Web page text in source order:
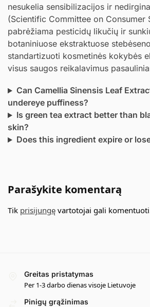
nesukelia sensibilizacijos ir
(Scientific Committee on Consumer
pabrėžiama pesticidų likučių ir
botaniniuose ekstraktuose
standartizuoti kosmetinės kokybės
visus saugos reikalavimus
Can Camellia Sinensis Leaf
undereye puffiness?
Is green tea extract better than
skin?
Does this ingredient expire or
Parašykite komentarą
Tik prisijungę vartotojai gali
Greitas pristatymas
Per 1-3 darbo dienas visoje Lietuvoje
Pinigų grąžinimas